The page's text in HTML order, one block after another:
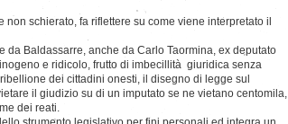
schierato, fa riflettere su come viene interpretato il
da Baldassarre, anche da Carlo Taormina, ex deputato
e ridicolo, frutto di imbecillità giuridica senza
dei cittadini onesti, il disegno di legge sul
il giudizio su di un imputato se ne vietano centomila,
dei reati.